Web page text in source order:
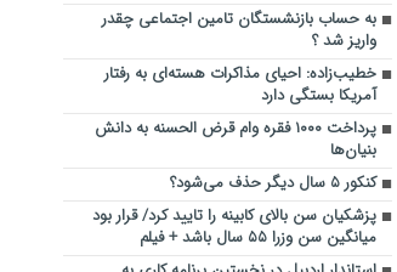
به حساب بازنشستگان تامین اجتماعی چقدر
واریز شد ؟
خطیب‌زاده: احیای مذاکرات هسته‌ای به رفتار
آمریکا بستگی دارد
پرداخت ۱۰۰۰ فقره وام قرض الحسنه به دانش
بنیان‌ها
کنکور ۵ سال دیگر حذف می‌شود؟
پزشکیان سن بالای کابینه را تایید کرد/ قرار بود
میانگین سن وزرا ۵۵ سال باشد + فیلم